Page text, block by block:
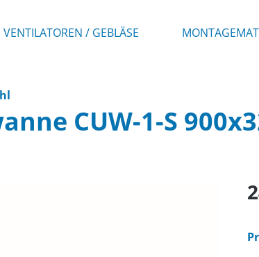
VENTILATOREN / GEBLÄSE
CUW-1-S